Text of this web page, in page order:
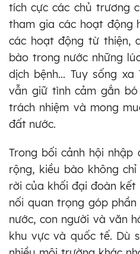
tích cực các chủ trương
tham gia các hoạt động
các hoạt động từ thiện,
bào trong nước những
dịch bệnh... Tuy sống
vẫn giữ tình cảm gắn
trách nhiệm và mong
đất nước.
Trong bối cảnh hội
rộng, kiều bào không
rời của khối đại đoàn
nối quan trọng góp
nước, con người và văn
khu vực và quốc tế. Dù